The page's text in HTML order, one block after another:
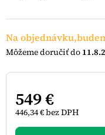
Na
549 €
446,34 € bez DPH
Jednotková